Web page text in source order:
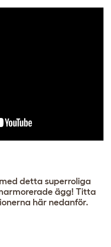
detta superroliga
ägg! Titta
här nedanför.